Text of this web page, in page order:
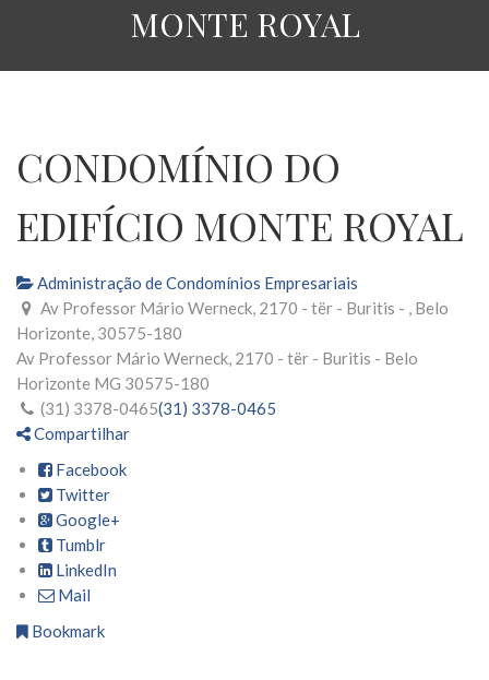
MONTE ROYAL
CONDOMÍNIO DO
EDIFÍCIO MONTE ROYAL
Administração de Condomínios Empresariais
Av Professor Mário Werneck, 2170 - tër - Buritis - , Belo
Horizonte, 30575-180
Av Professor Mário Werneck, 2170 - tër - Buritis - Belo
Horizonte MG 30575-180
(31) 3378-0465(31) 3378-0465
Compartilhar
Facebook
Twitter
Google+
Tumblr
LinkedIn
Mail
Bookmark